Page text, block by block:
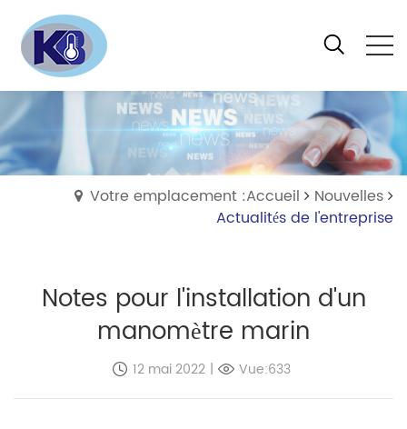
Votre emplacement :Accueil
Nouvelles
Actualités de l'entreprise
Notes pour l'installation d'un
manomètre marin
12 mai 2022 | Vue:633